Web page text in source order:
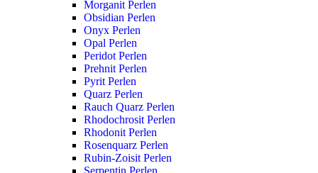
Morganit Perlen
Obsidian Perlen
Onyx Perlen
Opal Perlen
Peridot Perlen
Prehnit Perlen
Pyrit Perlen
Quarz Perlen
Rauch Quarz Perlen
Rhodochrosit Perlen
Rhodonit Perlen
Rosenquarz Perlen
Rubin-Zoisit Perlen
Serpentin Perlen